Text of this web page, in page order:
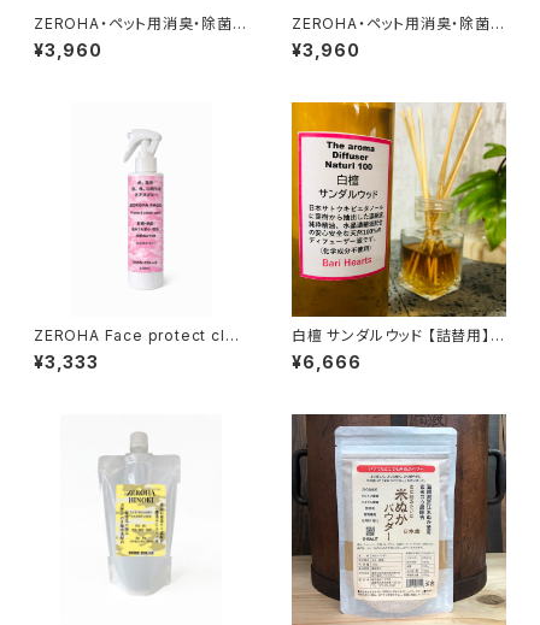
ZEROHA・ペット用消臭・除菌ス
プレー クスノキタイプ 約52
0ml
¥3,960
ZEROHA・ペット用消臭・除菌ス
プレー 吉野ひのきタイプ 約5
20ml
¥3,960
ZEROHA Face protect clea
n care 犬猫用フェイスケアスプ
レー 約220ml
¥3,333
白檀 サンダルウッド 【詰替用】天
然リードディフューザー 328ml
¥6,666